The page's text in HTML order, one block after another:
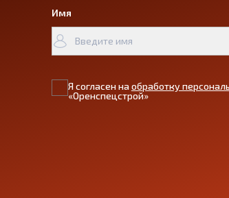
Имя
Я согласен наобработку
«Оренспецстрой»